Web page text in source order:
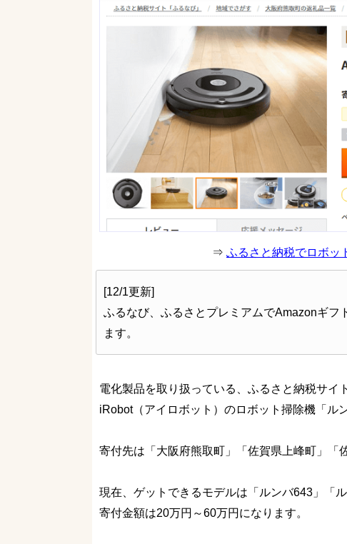
⇒ ふるさと納税でロボッ
[12/1更新]
ふるなび、ふるさとプレミアムでAmazonギ
ます。
電化製品を取り扱っている、ふるさと納税サイ
iRobot（アイロボット）のロボット掃除機「ル
寄付先は「大阪府熊取町」「佐賀県上峰町」「
現在、ゲットできるモデルは「ルンバ643」「
寄付金額は20万円～60万円になります。